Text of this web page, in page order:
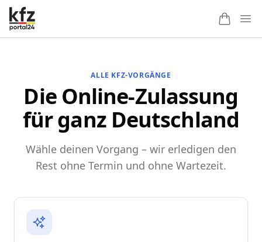
ALLE KFZ-VORGÄNGE
Die Online-Zulassung
für ganz Deutschland
Wähle deinen Vorgang – wir erledigen den
Rest ohne Termin und ohne Wartezeit.